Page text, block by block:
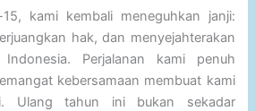
kami kembali meneguhkan janji:
hak, dan menyejahterakan
Perjalanan kami penuh
kebersamaan membuat kami
Ulang tahun ini bukan sekadar